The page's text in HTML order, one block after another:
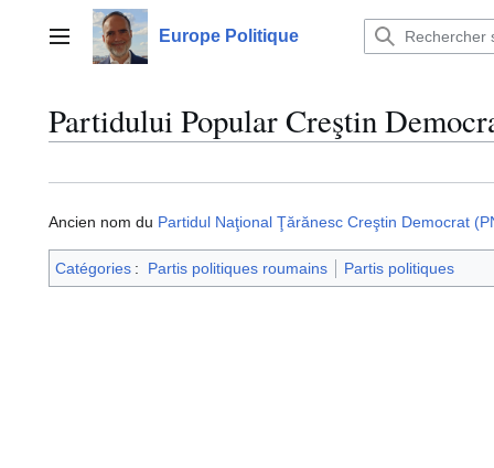
contenuMenu principalEurope Politique
Partidului Popular Creştin
Ancien nom du Partidul Naţional Ţărănesc Creştin Democrat
Catégories : Partis politiques roumains Partis politiques